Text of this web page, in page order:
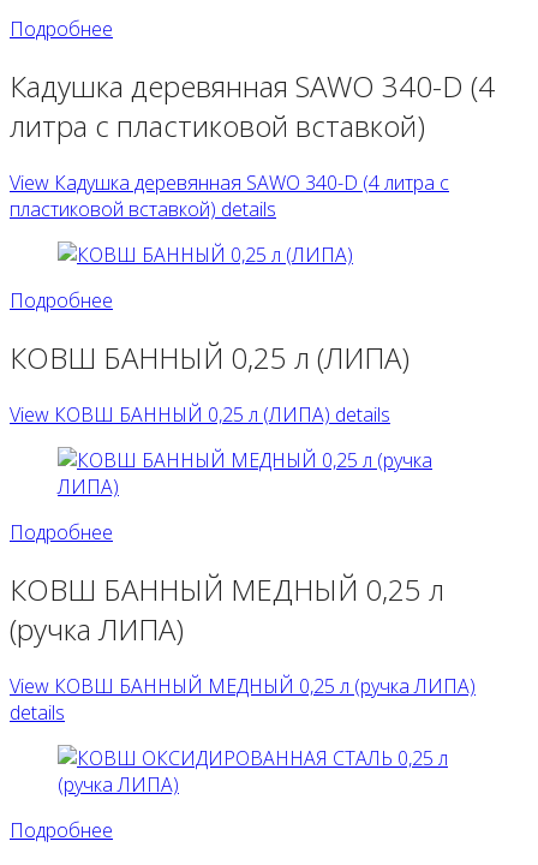
Подробнее
Кадушка деревянная SAWO 340-D (4
литра с пластиковой вставкой)
View Кадушка деревянная SAWO 340-D (4 литра с
пластиковой вставкой) details
Подробнее
КОВШ БАННЫЙ 0,25 л (ЛИПА)
View КОВШ БАННЫЙ 0,25 л (ЛИПА) details
Подробнее
КОВШ БАННЫЙ МЕДНЫЙ 0,25 л
(ручка ЛИПА)
View КОВШ БАННЫЙ МЕДНЫЙ 0,25 л (ручка ЛИПА)
details
Подробнее